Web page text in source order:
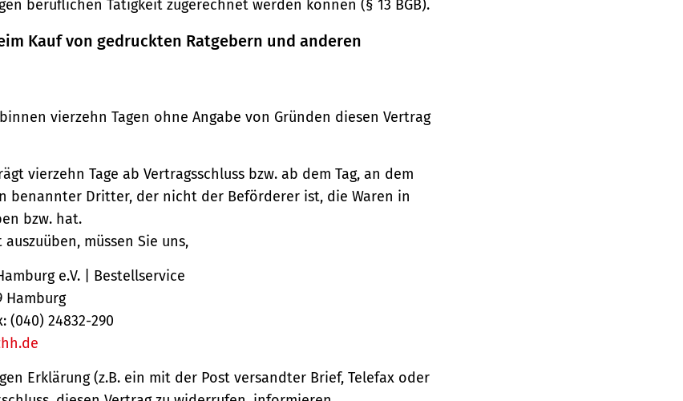
beruflichen Tätigkeit zugerechnet werden können (§ 13 BGB).
Kauf von gedruckten Ratgebern und anderen
vierzehn Tagen ohne Angabe von Gründen diesen Vertrag
vierzehn Tage ab Vertragsschluss bzw. ab dem Tag, an dem
benannter Dritter, der nicht der Beförderer ist, die Waren in
bzw. hat.
müssen Sie uns,
e.V. | Bestellservice
Hamburg
(040) 24832-290
Erklärung (z.B. ein mit der Post versandter Brief, Telefax oder